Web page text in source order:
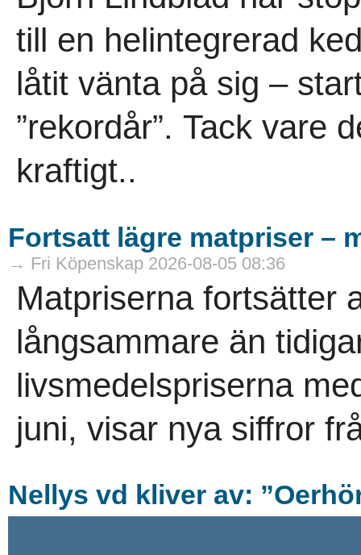
till en helintegrerad
låtit vänta på sig –
”rekordår”. Tack vare
kraftigt..
Fortsatt lägre matpriser –
→ Fri Köpenskap 2026-08-05 08:36
Matpriserna fortsätter
långsammare än
livsmedelspriserna
juni, visar nya siffror
Nellys vd kliver av: